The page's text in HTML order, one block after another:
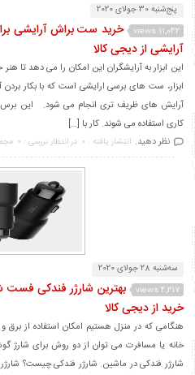
پنج‌شنبه 30 جولای 2020
11,042 views
خرید ست براش آرایشی
آرایشی از دیجی کالا
این ابزار به آرایشگران این امکان را می دهد تا
ابزار، ست های برسی ارایشی است که با بکار
آرایش های ظریف تری انجام می شود. این برس
کاری استفاده می شوند. کار با […]
نظر دهید. انتشار یافته : 0 در انتظار بررسی : 0
سه‌شنبه 28 جولای 2020
4,217 views
بهترین شارژر فندکی فست
خرید از دیجی کالا
هنگامی که در منزل هستیم امکان استفاده از برق
خانه یا مسافرت می توان از دو روش برای شارژ
شارژر فندکی در ماشین. شارژر فندکی چیست؟